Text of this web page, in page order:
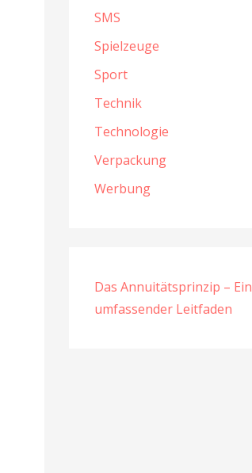
SMS
Spielzeuge
Sport
Technik
Technologie
Verpackung
Werbung
Das Annuitätsprinzip – Ein
umfassender Leitfaden